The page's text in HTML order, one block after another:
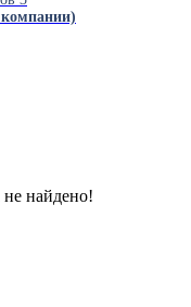
компании)
найдено!